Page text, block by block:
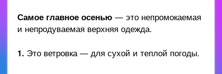
Самое главное осенью — это непромокаемая
и непродуваемая верхняя одежда.
1. Это ветровка — для сухой и теплой погоды.